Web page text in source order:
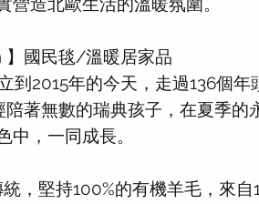
】國民毯/溫暖居家品
到2015年的今天，走過136個年
著無數的瑞典孩子，在夏季的
中，一同成長。
，堅持100%的有機羊毛，來自